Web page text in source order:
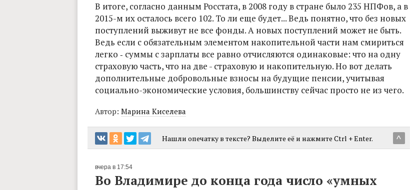
В итоге, согласно данным Росстата, в 2008 году в стране было 235 НПФов, а в
2015-м их осталось всего 102. То ли еще будет... Ведь понятно, что без новых
поступлений выживут не все фонды. А новых поступлений может не быть.
Ведь если с обязательным элементом накопительной части нам смириться
легко ‑ суммы с зарплаты все равно отчисляются одинаковые: что на одну
страховую часть, что на две - страховую и накопительную. Но вот делать
дополнительные добровольные взносы на будущие пенсии, учитывая
социально-экономические условия, большинству сейчас просто не из чего.
Автор: Марина Киселева
^
Нашли опечатку в тексте? Выделите её и нажмите Ctrl + Enter.
вчера в 17:54
Во Владимире до конца года число «умных